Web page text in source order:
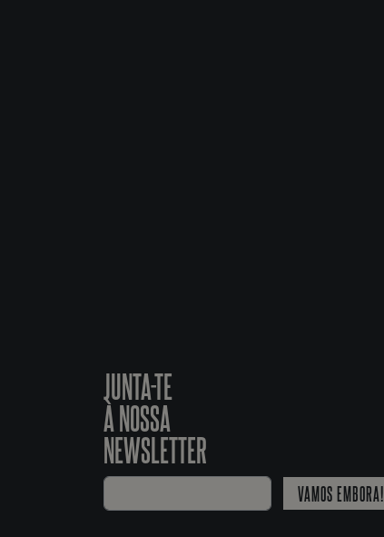
JUNTA-TE
À NOSSA
NEWSLETTER
VAMOS EMBORA!